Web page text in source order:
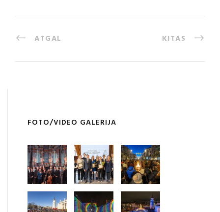
ATGAL KITAS
FOTO/VIDEO GALERIJA